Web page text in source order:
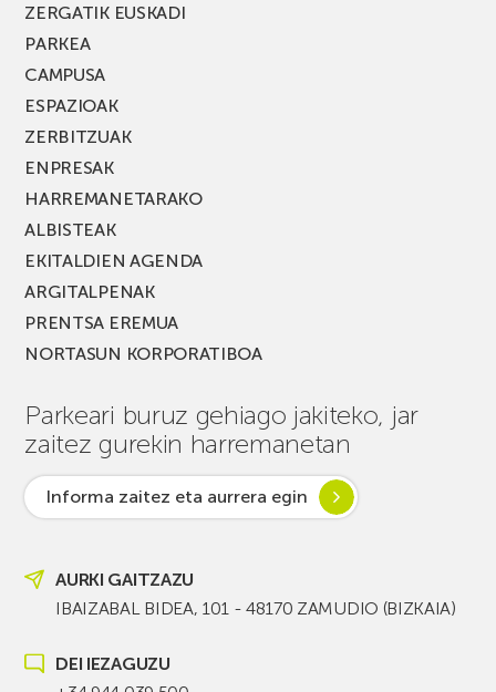
ZERGATIK EUSKADI
PARKEA
CAMPUSA
ESPAZIOAK
ZERBITZUAK
ENPRESAK
HARREMANETARAKO
ALBISTEAK
EKITALDIEN AGENDA
ARGITALPENAK
PRENTSA EREMUA
NORTASUN KORPORATIBOA
Parkeari buruz gehiago jakiteko, jar
zaitez gurekin harremanetan
Informa zaitez eta aurrera egin
AURKI GAITZAZU
IBAIZABAL BIDEA, 101 - 48170 ZAMUDIO (BIZKAIA)
DEI IEZAGUZU